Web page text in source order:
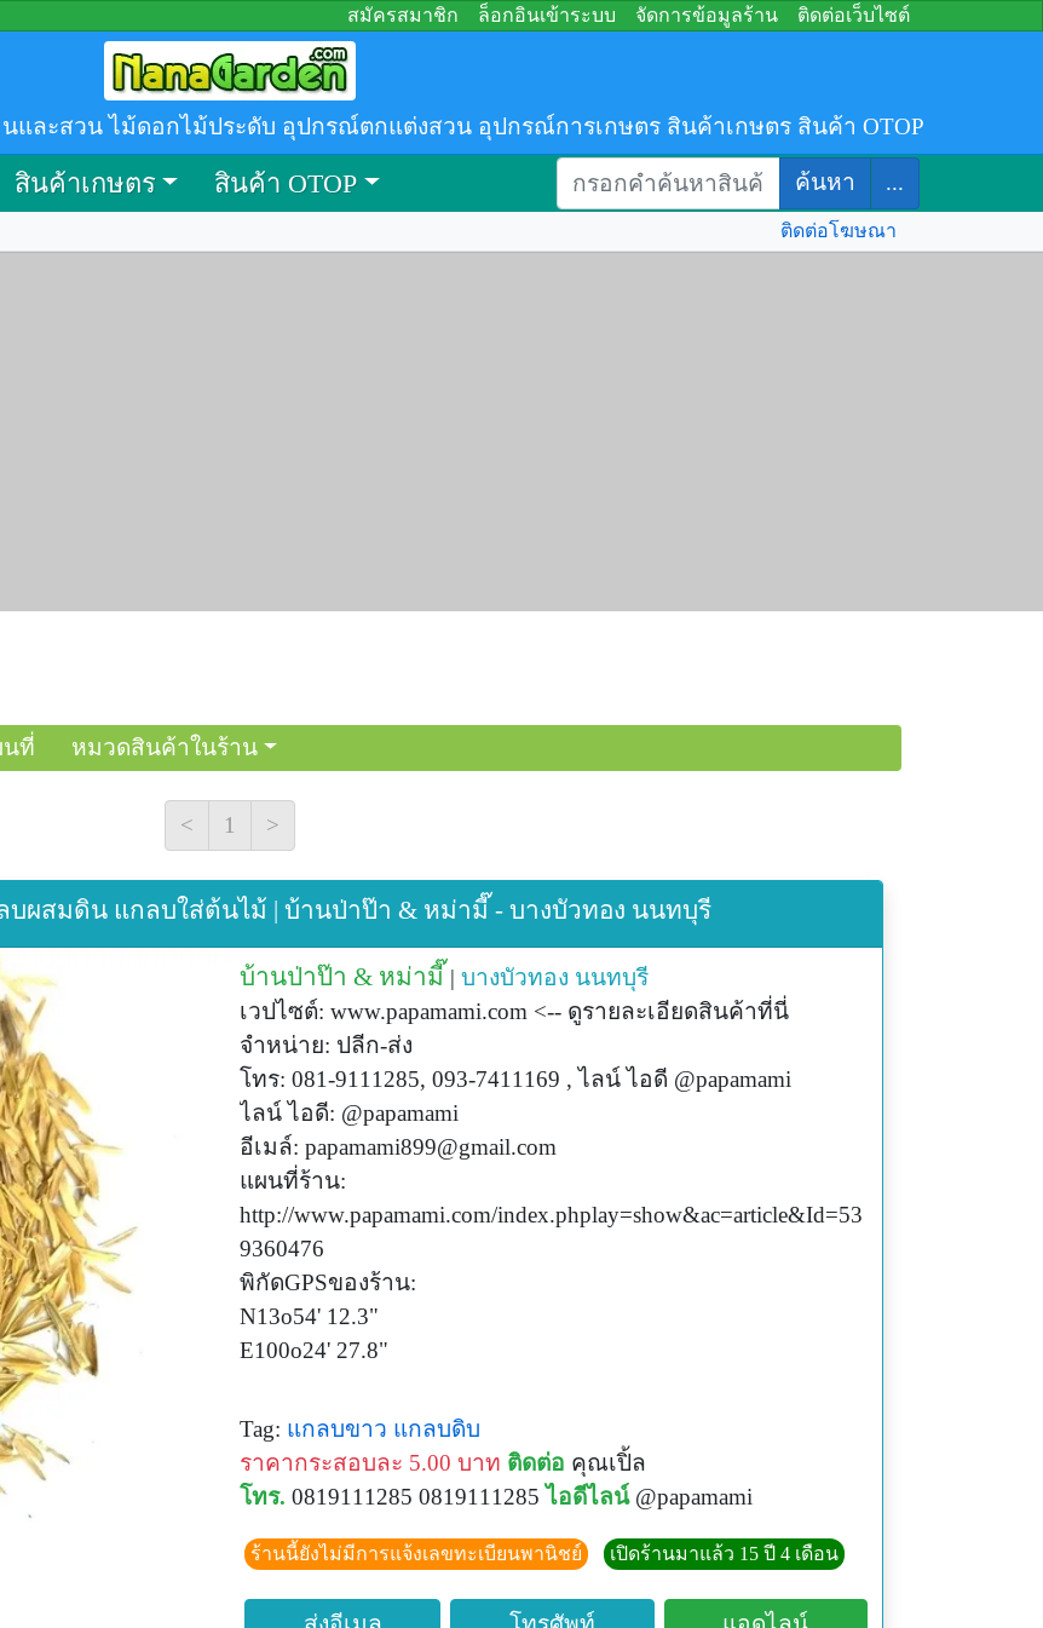
สมัครสมาชิก ล็อกอินเข้าระบบ จัดการข้อมูลร้าน ติดต่อเว็บไซต์
และสวน ไม้ดอกไม้ประดับ อุปกรณ์ตกแต่งสวน อุปกรณ์การเกษตร สินค้าเกษตร สินค้า OTOP
สินค้าเกษตร สินค้า OTOP ค้นหา ...
ติดต่อโฆษณา
นที่ หมวดสินค้าในร้าน
< 1 >
บผสมดิน แกลบใส่ต้นไม้ | บ้านป่าป๊า & หม่ามี๊ - บางบัวทอง นนทบุรี
บ้านป่าป๊า & หม่ามี๊ | บางบัวทอง นนทบุรี
เวปไซต์: www.papamami.com <-- ดูรายละเอียดสินค้าที่นี่
จำหน่าย: ปลีก-ส่ง
โทร: 081-9111285, 093-7411169 , ไลน์ ไอดี @papamami
ไลน์ ไอดี: @papamami
อีเมล์: papamami899@gmail.com
แผนที่ร้าน:
http://www.papamami.com/index.phplay=show&ac=article&Id=53
9360476
พิกัดGPSของร้าน:
N13o54' 12.3"
E100o24' 27.8"
Tag: แกลบขาว แกลบดิบ
ราคากระสอบละ 5.00 บาท ติดต่อ คุณเปิ้ล
โทร. 0819111285 0819111285 ไอดีไลน์ @papamami
ร้านนี้ยังไม่มีการแจ้งเลขทะเบียนพานิชย์ เปิดร้านมาแล้ว 15 ปี 4 เดือน